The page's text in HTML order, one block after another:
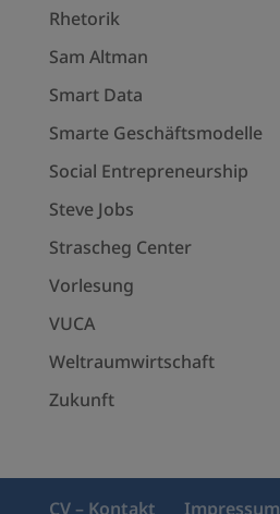
Rhetorik
Sam Altman
Smart Data
Smarte Geschäftsmodelle
Social Entrepreneurship
Steve Jobs
Strascheg Center
Vorlesung
VUCA
Weltraumwirtschaft
Zukunft
CV – Kontakt Impressum